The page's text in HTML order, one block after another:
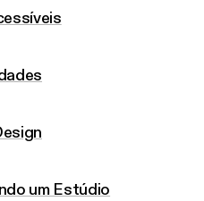
um Estúdio